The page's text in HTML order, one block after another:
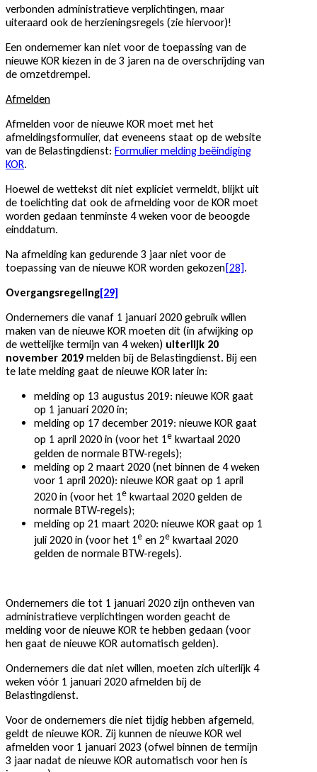
verbonden administratieve verplichtingen, maar
uiteraard ook de herzieningsregels (zie hiervoor)!
Een ondernemer kan niet voor de toepassing van de
nieuwe KOR kiezen in de 3 jaren na de overschrijding van
de omzetdrempel.
Afmelden
Afmelden voor de nieuwe KOR moet met het
afmeldingsformulier, dat eveneens staat op de website
van de Belastingdienst: Formulier melding beëindiging
KOR.
Hoewel de wettekst dit niet expliciet vermeldt, blijkt uit
de toelichting dat ook de afmelding voor de KOR moet
worden gedaan tenminste 4 weken voor de beoogde
einddatum.
Na afmelding kan gedurende 3 jaar niet voor de
toepassing van de nieuwe KOR worden gekozen[28].
Overgangsregeling[29]
Ondernemers die vanaf 1 januari 2020 gebruik willen
maken van de nieuwe KOR moeten dit (in afwijking op
de wettelijke termijn van 4 weken) uiterlijk 20
november 2019 melden bij de Belastingdienst. Bij een
te late melding gaat de nieuwe KOR later in:
melding op 13 augustus 2019: nieuwe KOR gaat
op 1 januari 2020 in;
melding op 17 december 2019: nieuwe KOR gaat
op 1 april 2020 in (voor het 1e kwartaal 2020
gelden de normale BTW-regels);
melding op 2 maart 2020 (net binnen de 4 weken
voor 1 april 2020): nieuwe KOR gaat op 1 april
2020 in (voor het 1e kwartaal 2020 gelden de
normale BTW-regels);
melding op 21 maart 2020: nieuwe KOR gaat op 1
juli 2020 in (voor het 1e en 2e kwartaal 2020
gelden de normale BTW-regels).
Ondernemers die tot 1 januari 2020 zijn ontheven van
administratieve verplichtingen worden geacht de
melding voor de nieuwe KOR te hebben gedaan (voor
hen gaat de nieuwe KOR automatisch gelden).
Ondernemers die dat niet willen, moeten zich uiterlijk 4
weken vóór 1 januari 2020 afmelden bij de
Belastingdienst.
Voor de ondernemers die niet tijdig hebben afgemeld,
geldt de nieuwe KOR. Zij kunnen de nieuwe KOR wel
afmelden voor 1 januari 2023 (ofwel binnen de termijn
3 jaar nadat de nieuwe KOR automatisch voor hen is